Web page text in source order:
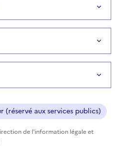
aux services publics)
de l'information légale et